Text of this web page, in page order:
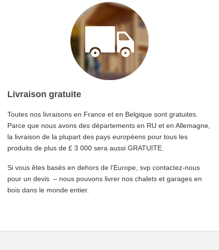
Livraison gratuite
Toutes nos livraisons en France et en Belgique sont gratuites.
Parce que nous avons des départements en RU et en Allemagne,
la livraison de la plupart des pays européens pour tous les
produits de plus de £ 3 000 sera aussi GRATUITE.
Si vous êtes basés en dehors de l’Europe, svp contactez-nous
pour un devis – nous pouvons livrer nos chalets et garages en
bois dans le monde entier.